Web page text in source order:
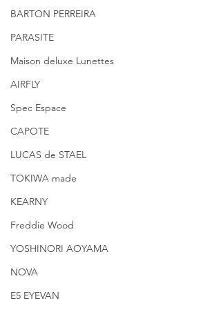
BARTON PERREIRA
PARASITE
Maison deluxe Lunettes
AIRFLY
Spec Espace
CAPOTE
LUCAS de STAEL
TOKIWA made
KEARNY
Freddie Wood
YOSHINORI AOYAMA
NOVA
E5 EYEVAN